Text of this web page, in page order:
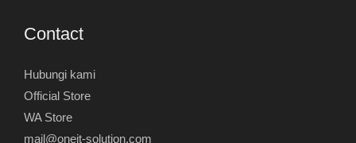
Contact
Hubungi kami
Official Store
WA Store
mail@oneit-solution.com